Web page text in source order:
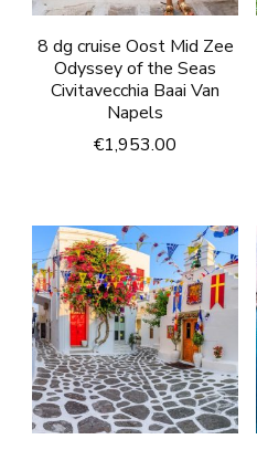
8 dg cruise Oost Mid Zee
Odyssey of the Seas
Civitavecchia Baai Van
Napels
€1,953.00